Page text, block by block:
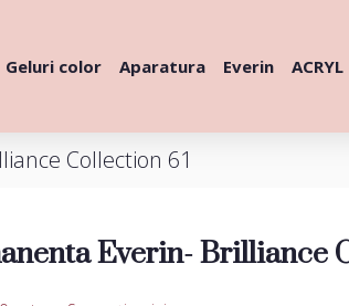
Geluri color Aparatura Everin ACRYL
Collection 61
Everin- Brilliance